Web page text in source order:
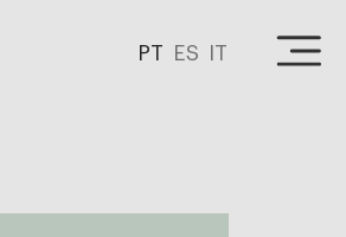
PT ES IT